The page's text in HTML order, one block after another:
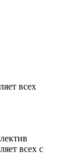
всех
всех с